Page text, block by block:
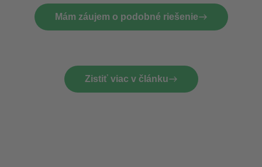
Mám záujem o podobné riešenie
Zistiť viac v článku